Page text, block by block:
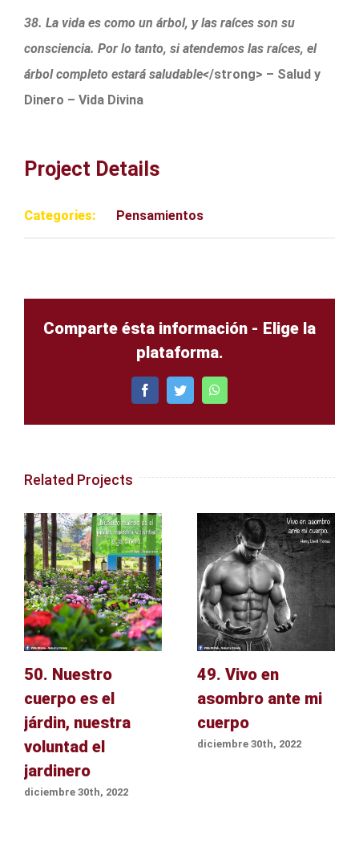
38. La vida es como un árbol, y las raíces son su
consciencia. Por lo tanto, si atendemos las raíces, el
árbol completo estará saludable</strong> – Salud y
Dinero – Vida Divina
Project Details
Categories: Pensamientos
Comparte ésta información - Elige la
plataforma.
FacebookTwitterWhatsApp
Related Projects
50. Nuestro
cuerpo es el
járdin, nuestra
voluntad el
jardinero
diciembre 30th, 2022
49. Vivo en
asombro ante mi
cuerpo
diciembre 30th, 2022